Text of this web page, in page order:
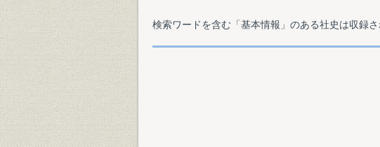
検索ワードを含む「基本情報」のある社史は収録さ